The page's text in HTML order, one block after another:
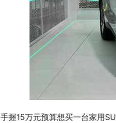
手握15万元预算想买一台家用